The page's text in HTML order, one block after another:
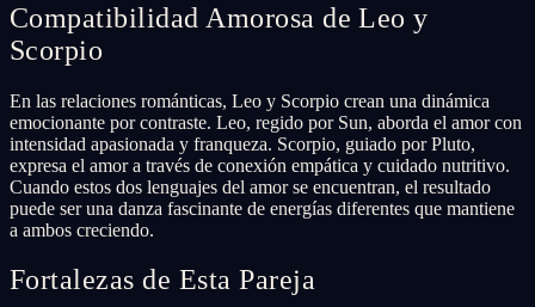
Compatibilidad Amorosa de Leo y
Scorpio
En las relaciones románticas, Leo y Scorpio crean una dinámica
emocionante por contraste. Leo, regido por Sun, aborda el amor con
intensidad apasionada y franqueza. Scorpio, guiado por Pluto,
expresa el amor a través de conexión empática y cuidado nutritivo.
Cuando estos dos lenguajes del amor se encuentran, el resultado
puede ser una danza fascinante de energías diferentes que mantiene
a ambos creciendo.
Fortalezas de Esta Pareja